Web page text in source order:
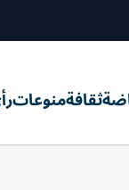
ثقافةمنوعات